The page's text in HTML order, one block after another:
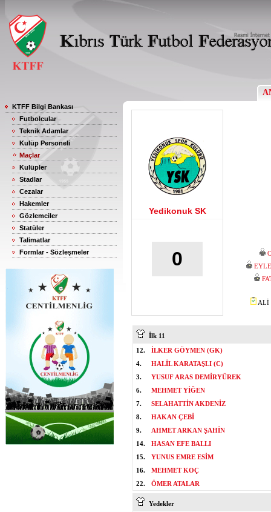
KTFF Bilgi Bankası
Futbolcular
Teknik Adamlar
Kulüp Personeli
Maçlar
Kulüpler
Stadlar
Cezalar
Hakemler
Gözlemciler
Statüler
Talimatlar
Formlar - Sözleşmeler
Yedikonuk SK
0
ALİ
İlk 11
12.
İLKER GÖYMEN (GK)
4.
HALİL KARATAŞLI (C)
3.
YUSUF ARAS DEMİRYÜREK
6.
MEHMET YİĞEN
7.
SELAHATTİN AKDENİZ
8.
HAKAN ÇEBİ
9.
AHMET ARKAN ŞAHİN
14.
HASAN EFE BALLI
15.
YUNUS EMRE ESİM
16.
MEHMET KOÇ
22.
ÖMER ATALAR
Yedekler